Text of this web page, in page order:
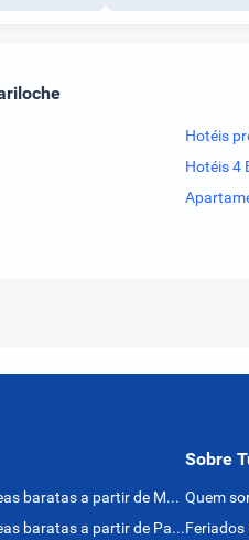
Hotéis
Hotéis 4
Passagens Aéreas baratas a partir de México
Passagens Aéreas baratas a partir de Panamá
Sobre
Quem